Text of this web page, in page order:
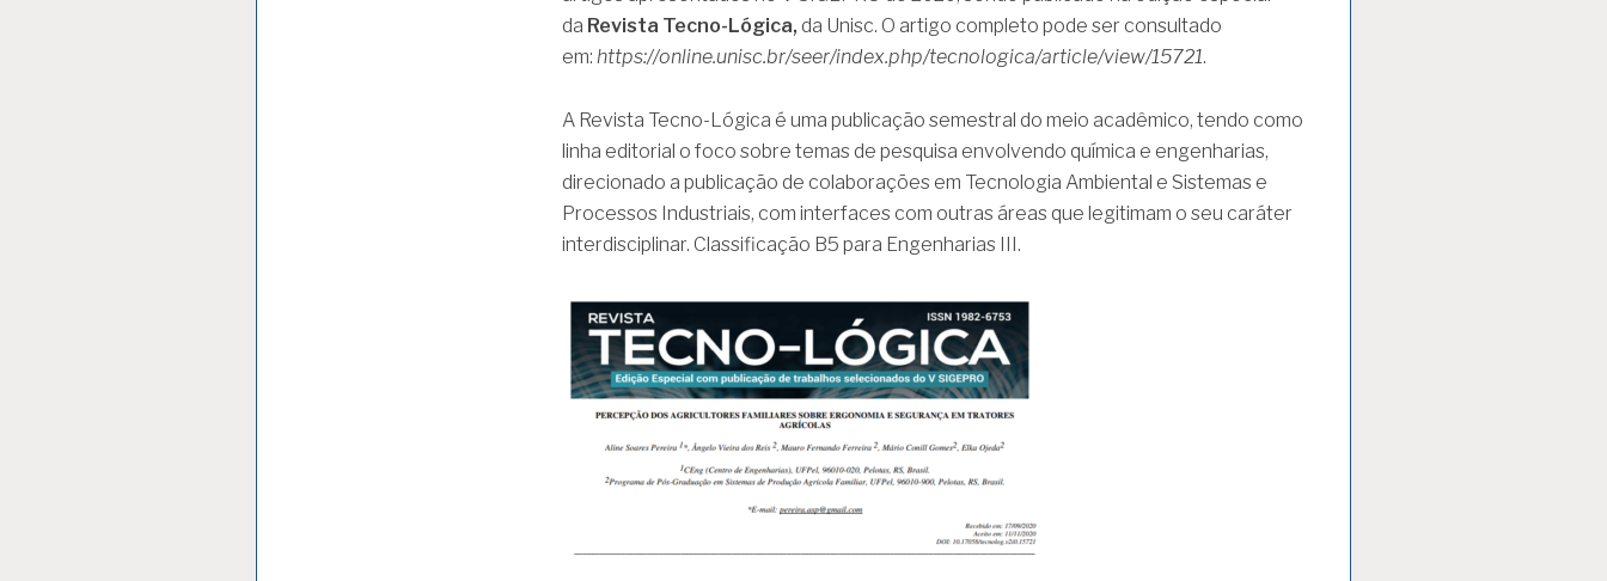
da Revista Tecno-Lógica, da Unisc. O artigo completo pode ser consultado
em:https://online.unisc.br/seer/index.php/tecnologica/article/view/15721.
A Revista Tecno-Lógica é uma publicação semestral do meio acadêmico, tendo como
linha editorial o foco sobre temas de pesquisa envolvendo química e engenharias,
direcionado a publicação de colaborações em Tecnologia Ambiental e Sistemas e
Processos Industriais, com interfaces com outras áreas que legitimam o seu caráter
interdisciplinar. Classificação B5 para Engenharias III.